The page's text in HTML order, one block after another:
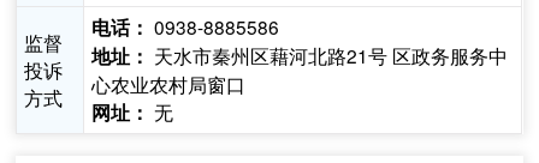
监督
投诉
方式
电话： 0938-8885586
地址： 天水市秦州区藉河北路21号 区政务服务中
心农业农村局窗口
网址： 无